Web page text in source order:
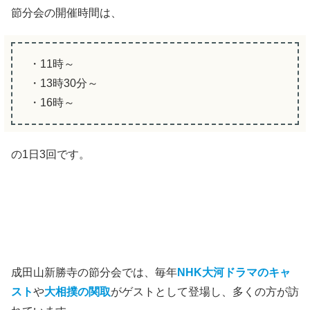
節分会の開催時間は、
・11時～
・13時30分～
・16時～
の1日3回です。
成田山新勝寺の節分会では、毎年NHK大河ドラマのキャ
ストや大相撲の関取がゲストとして登場し、多くの方が訪